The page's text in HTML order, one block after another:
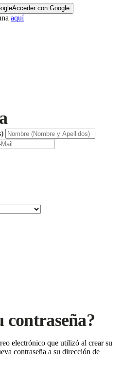
Acceder con Google
aquí
contraseña?
electrónico que utilizó al crear su
contraseña a su dirección de